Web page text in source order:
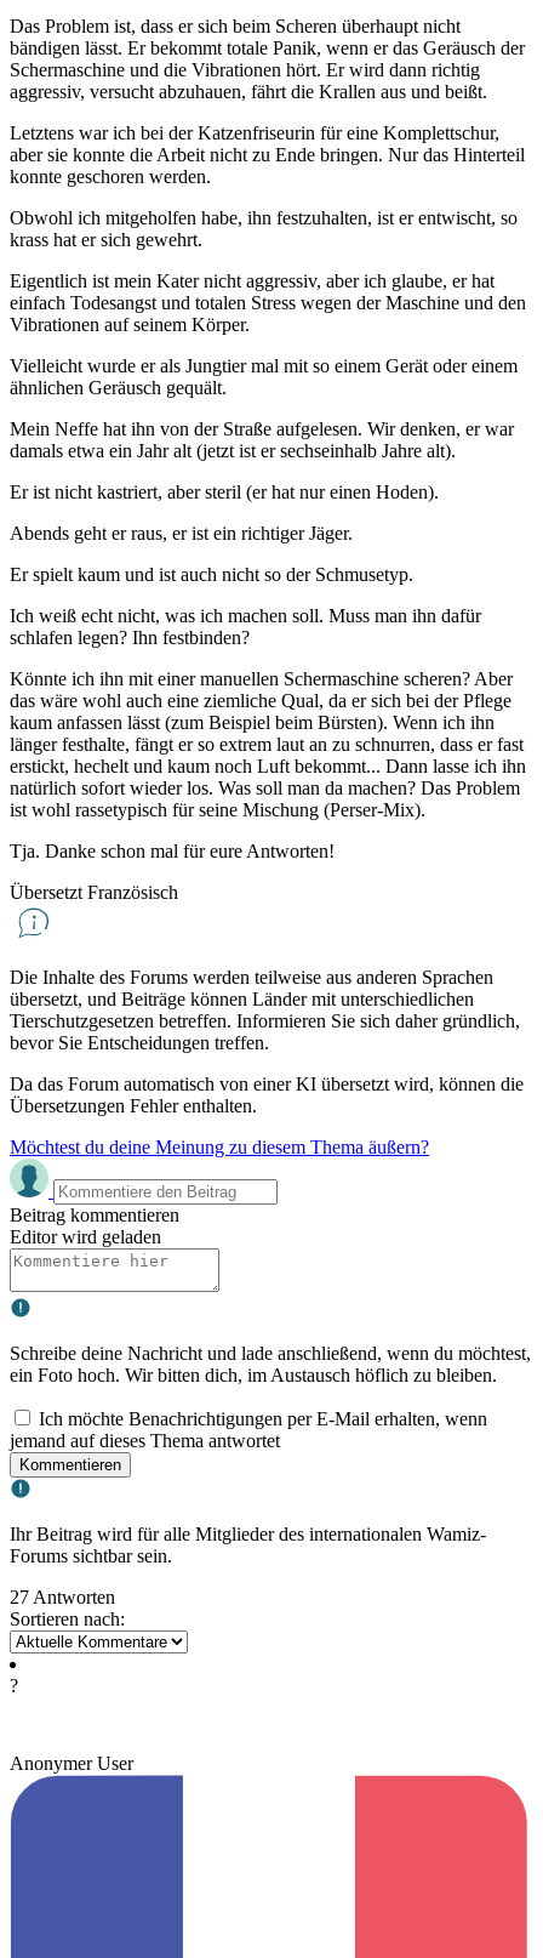
Das Problem ist, dass er sich beim Scheren überhaupt nicht
bändigen lässt. Er bekommt totale Panik, wenn er das Geräusch der
Schermaschine und die Vibrationen hört. Er wird dann richtig
aggressiv, versucht abzuhauen, fährt die Krallen aus und beißt.
Letztens war ich bei der Katzenfriseurin für eine Komplettschur,
aber sie konnte die Arbeit nicht zu Ende bringen. Nur das Hinterteil
konnte geschoren werden.
Obwohl ich mitgeholfen habe, ihn festzuhalten, ist er entwischt, so
krass hat er sich gewehrt.
Eigentlich ist mein Kater nicht aggressiv, aber ich glaube, er hat
einfach Todesangst und totalen Stress wegen der Maschine und den
Vibrationen auf seinem Körper.
Vielleicht wurde er als Jungtier mal mit so einem Gerät oder einem
ähnlichen Geräusch gequält.
Mein Neffe hat ihn von der Straße aufgelesen. Wir denken, er war
damals etwa ein Jahr alt (jetzt ist er sechseinhalb Jahre alt).
Er ist nicht kastriert, aber steril (er hat nur einen Hoden).
Abends geht er raus, er ist ein richtiger Jäger.
Er spielt kaum und ist auch nicht so der Schmusetyp.
Ich weiß echt nicht, was ich machen soll. Muss man ihn dafür
schlafen legen? Ihn festbinden?
Könnte ich ihn mit einer manuellen Schermaschine scheren? Aber
das wäre wohl auch eine ziemliche Qual, da er sich bei der Pflege
kaum anfassen lässt (zum Beispiel beim Bürsten). Wenn ich ihn
länger festhalte, fängt er so extrem laut an zu schnurren, dass er fast
erstickt, hechelt und kaum noch Luft bekommt... Dann lasse ich ihn
natürlich sofort wieder los. Was soll man da machen? Das Problem
ist wohl rassetypisch für seine Mischung (Perser-Mix).
Tja. Danke schon mal für eure Antworten!
Übersetzt Französisch
Die Inhalte des Forums werden teilweise aus anderen Sprachen
übersetzt, und Beiträge können Länder mit unterschiedlichen
Tierschutzgesetzen betreffen. Informieren Sie sich daher gründlich,
bevor Sie Entscheidungen treffen.
Da das Forum automatisch von einer KI übersetzt wird, können die
Übersetzungen Fehler enthalten.
Möchtest du deine Meinung zu diesem Thema äußern?
Beitrag kommentieren
Editor wird geladen
Schreibe deine Nachricht und lade anschließend, wenn du möchtest,
ein Foto hoch. Wir bitten dich, im Austausch höflich zu bleiben.
Ich möchte Benachrichtigungen per E-Mail erhalten, wenn
jemand auf dieses Thema antwortet
Kommentieren
Ihr Beitrag wird für alle Mitglieder des internationalen Wamiz-
Forums sichtbar sein.
27 Antworten
Sortieren nach:
?
Anonymer User